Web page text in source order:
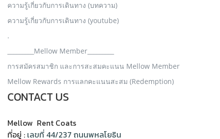
ความรู้เกี่ยวกับการเดินทาง (บทความ)
ความรู้เกี่ยวกับการเดินทาง (youtube)
.
_________Mellow Member_________
การสมัครสมาชิก และการสะสมคะแนน Mellow Member
Mellow Rewards การแลกคะแนนสะสม (Redemption)
CONTACT US
Mellow Rent Coats
ที่อยู่ : เลขที่ 44/237 ถนนพหลโยธิน